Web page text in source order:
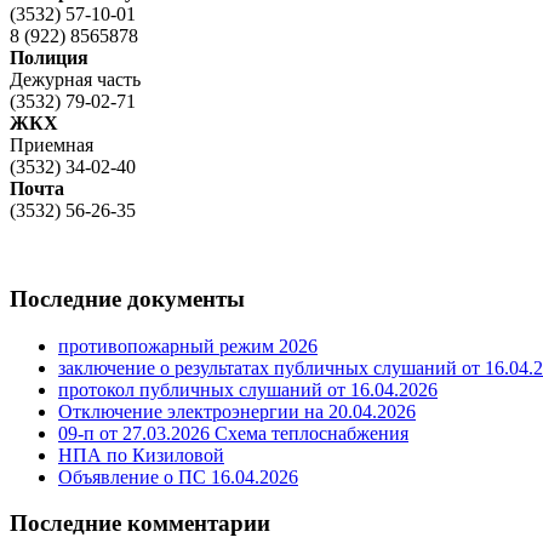
(3532) 57-10-01
8 (922) 8565878
Полиция
Дежурная часть
(3532) 79-02-71
ЖКХ
Приемная
(3532) 34-02-40
Почта
(3532) 56-26-35
Последние документы
противопожарный режим 2026
заключение о результатах публичных слушаний от
протокол публичных слушаний от 16.04.2026
Отключение электроэнергии на 20.04.2026
09-п от 27.03.2026 Схема теплоснабжения
НПА по Кизиловой
Объявление о ПС 16.04.2026
Последние комментарии